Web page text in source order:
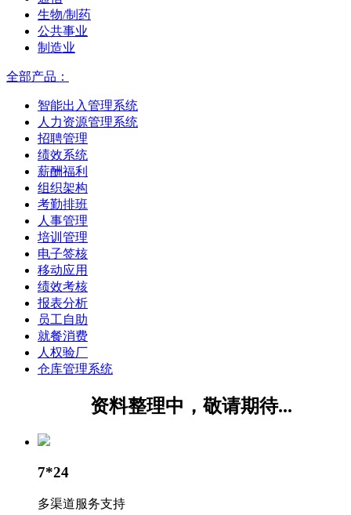
生物/制药
公共事业
制造业
全部产品：
智能出入管理系统
人力资源管理系统
招聘管理
绩效系统
薪酬福利
组织架构
考勤排班
人事管理
培训管理
电子签核
移动应用
绩效考核
报表分析
员工自助
就餐消费
人权验厂
仓库管理系统
资料整理中，敬请期待...
7*24
多渠道服务支持